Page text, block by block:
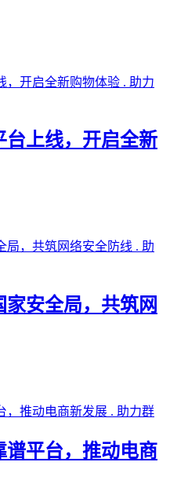
助力
台上线，开启全新
助
家安全局，共筑网
助力群
谱平台，推动电商